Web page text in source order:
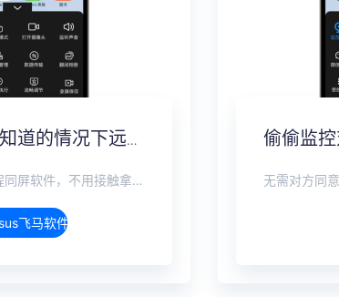
如何在对方不知道的情况下远程监控手机，完全隐蔽实时监控方案
无需对方同意的远程同屏软件，不用接触拿到手机安装，支持实时同步查看微信、抖音、WhatsApp、Facebook 等主流社交软件的聊天记录，同时具备通话监听、环境录音、远程开启摄像头、持续定位追踪等全面功能。 整个过程全程隐蔽运行，无任何提示、无通知提醒、不留使用痕迹。 适用于多种场景，安全稳定，真正实现对目标设备一举一动的无感同屏监视。
飞马软件介绍